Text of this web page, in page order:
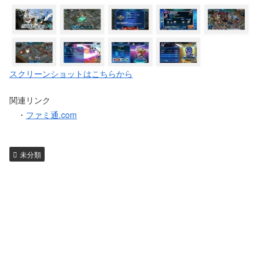
スクリーンショットはこちらから
関連リンク
・ ファミ通.com
未分類